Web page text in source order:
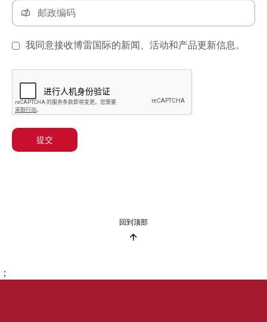
我同意接收博雷国际的新闻、活动和产品更新信息。
提交
回到顶部
；